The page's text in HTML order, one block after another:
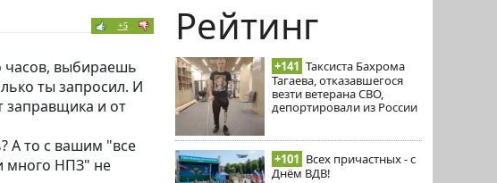
Рейтинг
+141 Таксиста Бахрома
Тагаева, отказавшегося
везти ветерана СВО,
депортировали из России
+101 Всех причастных - с
Днём ВДВ!
+5
часов, выбираешь
ты запросил. И
заправщика и от
А то с вашим "все
много НПЗ" не